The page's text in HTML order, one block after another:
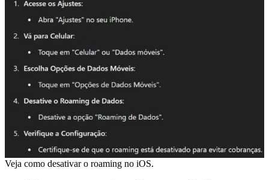
Veja como desativar o roaming no iOS.